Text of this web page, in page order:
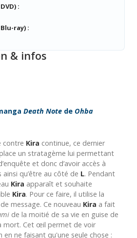
:
ray) :
& infos
Death Note de Ohba
contre Kira continue, ce dernier
un stratagème lui permettant
et donc d’avoir accès à
qu’être au côté de L. Pendant
Kira apparaît et souhaite
Kira. Pour ce faire, il utilise la
message. Ce nouveau Kira a fait
de la moitié de sa vie en guise de
mort. Cet œil permet de voir
en ne faisant qu'une seule chose :